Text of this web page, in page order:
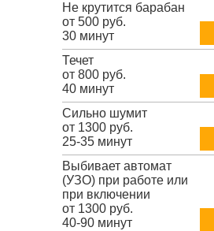
Не крутится барабан
от 500 руб.
30 минут
Течет
от 800 руб.
40 минут
Сильно шумит
от 1300 руб.
25-35 минут
Выбивает автомат
(УЗО) при работе или
при включении
от 1300 руб.
40-90 минут